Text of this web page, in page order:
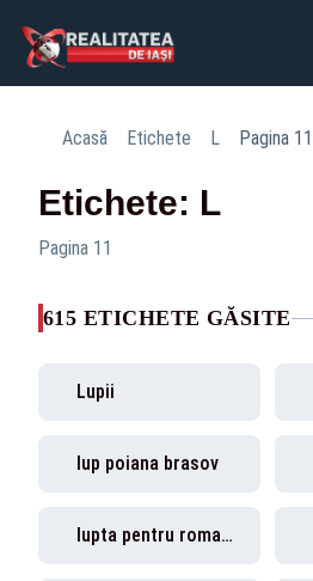
Acasă Etichete L Pagina 11
Etichete: L
Pagina 11
615 ETICHETE GĂSITE
Lupii
lup poiana brasov
lupta pentru romania